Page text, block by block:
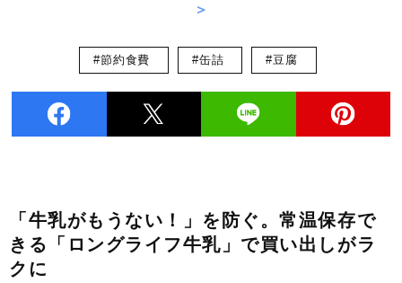
＞
#節約食費 #缶詰 #豆腐
「牛乳がもうない！」を防ぐ。常温保存で
きる「ロングライフ牛乳」で買い出しがラ
クに